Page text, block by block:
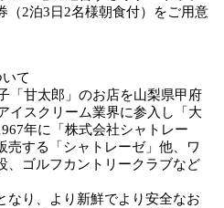
（2泊3日2名様朝食付）をご用意
て
「甘太郎」のお店を山梨県甲府
イスクリーム業界に参入し「大
年に「株式会社シャトレー
売する「シャトレーゼ」他、ワ
、ゴルフカントリークラブなど
なり、より新鮮でより安全なお